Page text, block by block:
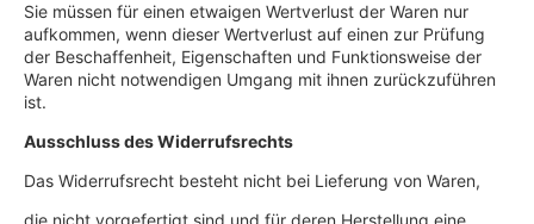
Sie müssen für einen etwaigen Wertverlust der Waren nur
aufkommen, wenn dieser Wertverlust auf einen zur Prüfung
der Beschaffenheit, Eigenschaften und Funktionsweise der
Waren nicht notwendigen Umgang mit ihnen zurückzuführen
ist.
Ausschluss des Widerrufsrechts
Das Widerrufsrecht besteht nicht bei Lieferung von Waren,